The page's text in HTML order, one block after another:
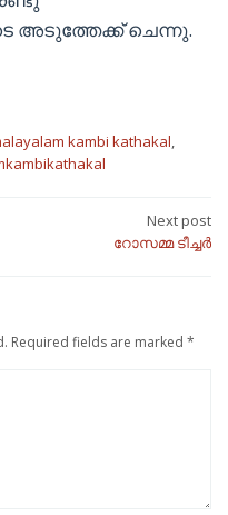
അടുത്തേക്ക് ചെന്നു.
kambi kathakal,
Next post
റോസമ്മ ടീച്ചർ
Required fields are marked *